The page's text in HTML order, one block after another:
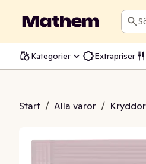
Sök
Kategorier Extrapriser
Start / Alla varor /
Malen